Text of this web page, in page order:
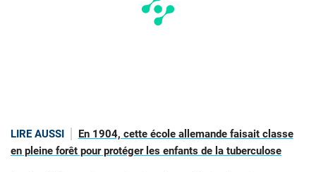
LIRE AUSSI
En 1904, cette école allemande faisait classe
en pleine forêt pour protéger les enfants de la tuberculose